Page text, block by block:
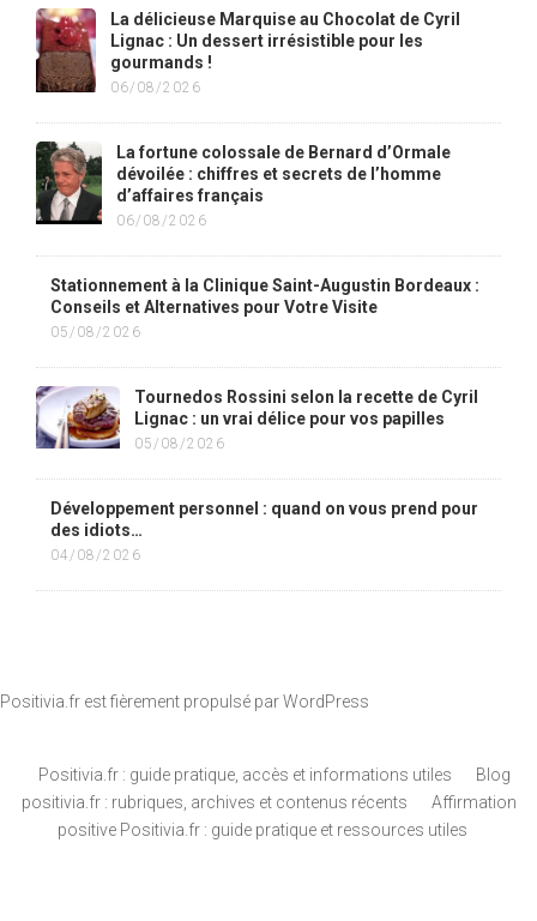
La délicieuse Marquise au Chocolat de Cyril
Lignac : Un dessert irrésistible pour les
gourmands !
06/08/2026
La fortune colossale de Bernard d’Ormale
dévoilée : chiffres et secrets de l’homme
d’affaires français
06/08/2026
Stationnement à la Clinique Saint-Augustin Bordeaux :
Conseils et Alternatives pour Votre Visite
05/08/2026
Tournedos Rossini selon la recette de Cyril
Lignac : un vrai délice pour vos papilles
05/08/2026
Développement personnel : quand on vous prend pour
des idiots…
04/08/2026
Positivia.fr est fièrement propulsé parWordPress
Positivia.fr : guide pratique, accès et informations utiles
Blog
positivia.fr : rubriques, archives et contenus récents
Affirmation
positive Positivia.fr : guide pratique et ressources utiles